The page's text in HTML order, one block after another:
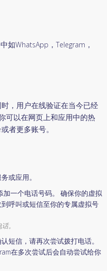
如WhatsApp，Telegram，
，用户在线验证在当今已经
可以在网页上和应用中的热
者更多账号。
或应用。
加一个电话号码。 确保你的虚拟
呼叫或短信至你的专属虚拟号
。
短信，请再次尝试拨打电话。
在多次尝试后会自动尝试给你